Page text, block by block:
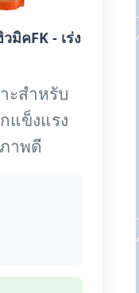
มิคFK - เร่ง
ะสำหรับ
แข็งแรง
าพดี